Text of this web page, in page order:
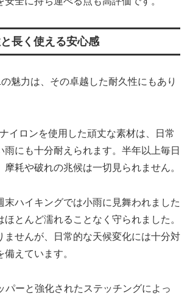
長く使える安心感
魅力は、その卓越した耐久性にもあり
イロンを使用した頑丈な素材は、日常
雨にも十分耐えられます。半年以上毎日
耗や破れの兆候は一切見られません。
末ハイキングでは小雨に見舞われました
ほとんど濡れることなく守られました。
ませんが、日常的な天候変化には十分対
えています。
パーと強化されたステッチングによっ